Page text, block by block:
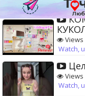
Views
Watch,
Views
Watch,